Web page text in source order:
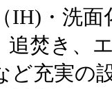
IH)・洗面
追焚き、
ど充実の